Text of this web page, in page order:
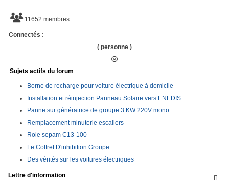
11652 membres
Connectés :
( personne )
Sujets actifs du forum
Borne de recharge pour voiture électrique à domicile
Installation et réinjection Panneau Solaire vers ENEDIS
Panne sur génératrice de groupe 3 KW 220V mono.
Remplacement minuterie escaliers
Role sepam C13-100
Le Coffret D'inhibition Groupe
Des vérités sur les voitures électriques

Lettre d'information